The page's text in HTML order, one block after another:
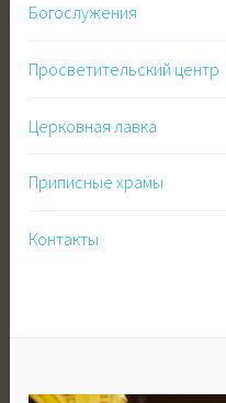
Богослужения
Просветительский центр
Церковная лавка
Приписные храмы
Контакты